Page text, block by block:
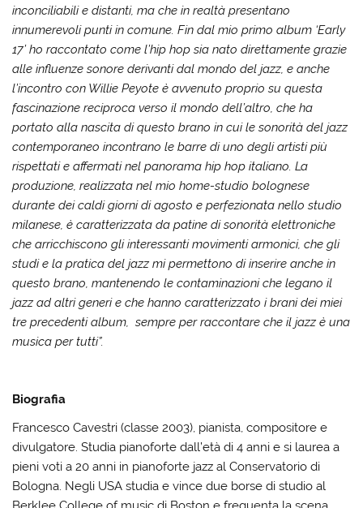
inconciliabili e distanti, ma che in realtà presentano
innumerevoli punti in comune. Fin dal mio primo album ‘Early
17’ ho raccontato come l’hip hop sia nato direttamente grazie
alle influenze sonore derivanti dal mondo del jazz, e anche
l’incontro con Willie Peyote è avvenuto proprio su questa
fascinazione reciproca verso il mondo dell’altro, che ha
portato alla nascita di questo brano in cui le sonorità del jazz
contemporaneo incontrano le barre di uno degli artisti più
rispettati e affermati nel panorama hip hop italiano. La
produzione, realizzata nel mio home-studio bolognese
durante dei caldi giorni di agosto e perfezionata nello studio
milanese, è caratterizzata da patine di sonorità elettroniche
che arricchiscono gli interessanti movimenti armonici, che gli
studi e la pratica del jazz mi permettono di inserire anche in
questo brano, mantenendo le contaminazioni che legano il
jazz ad altri generi e che hanno caratterizzato i brani dei miei
tre precedenti album, sempre per raccontare che il jazz è una
musica per tutti”.
Biografia
Francesco Cavestri (classe 2003), pianista, compositore e
divulgatore. Studia pianoforte dall’età di 4 anni e si laurea a
pieni voti a 20 anni in pianoforte jazz al Conservatorio di
Bologna. Negli USA studia e vince due borse di studio al